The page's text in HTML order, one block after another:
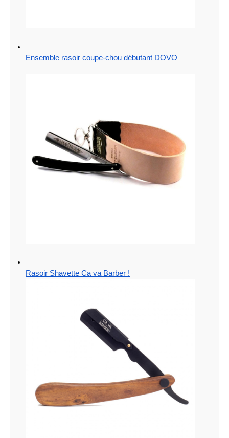
Ensemble rasoir coupe-chou débutant DOVO
Rasoir Shavette Ca va Barber !